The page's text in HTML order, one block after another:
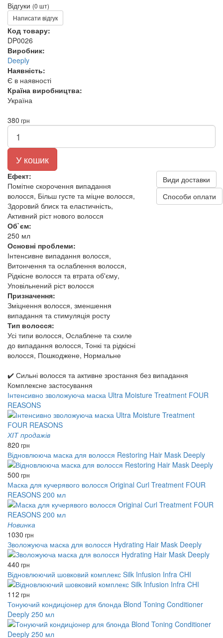
Відгуки (0 шт)
Написати відгук
Код товару:
DP0026
Виробник:
Deeply
Наявність:
Є в наявності
Країна виробництва:
Україна
380 грн
У кошик
Ефект:
Помітне скорочення випадання
волосся, Більш густе та міцне волосся,
Здоровий блиск та еластичність,
Активний ріст нового волосся
Об`єм:
250 мл
Основні проблеми:
Інтенсивне випадання волосся,
Витончення та ослаблення волосся,
Рідкісне волосся та втрата об'єму,
Уповільнений ріст волосся
Призначення:
Зміцнення волосся, зменшення
випадання та стимуляція росту
Тип волосся:
Усі типи волосся, Ослаблене та схиле
до випадання волосся, Тонкі та рідкісні
волосся, Пошкоджене, Нормальне
Види доставки
Способи оплати
✔️ Сильні волосся та активне зростання без випадання
Комплексне застосування
Інтенсивно зволожуюча маска Ultra Moisture Treatment FOUR
REASONS
ХІТ продажів
820 грн
Відновлююча маска для волосся Restoring Hair Mask Deeply
500 грн
Маска для кучерявого волосся Original Curl Treatment FOUR
REASONS 200 мл
Новинка
1030 грн
Зволожуюча маска для волосся Hydrating Hair Mask Deeply
440 грн
Відновлюючий шовковий комплекс Silk Infusion Infra CHI
112 грн
Тонуючий кондиціонер для блонда Blond Toning Conditioner
Deeply 250 мл